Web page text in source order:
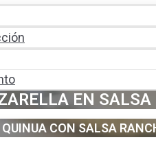
EN
CON SALSA